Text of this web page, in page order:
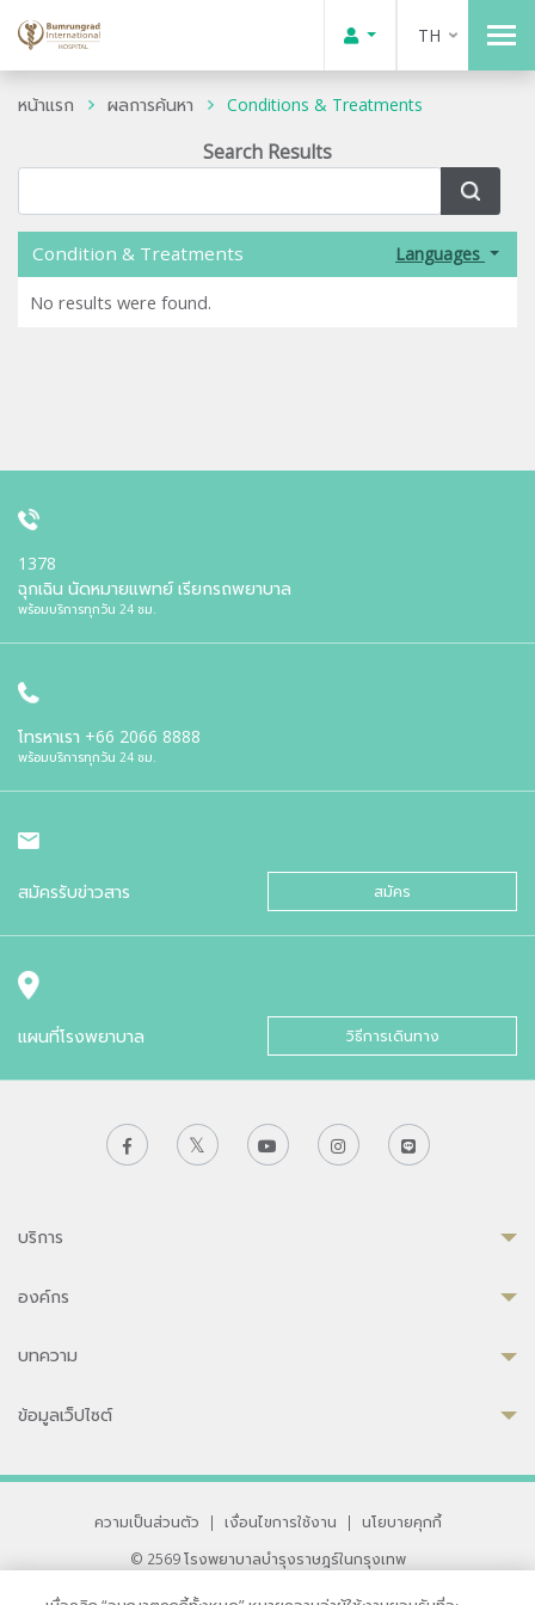
TH
หน้าแรก ผลการค้นหา Conditions & Treatments
Search Results
Condition & Treatments Languages
No results were found.
1378
ฉุกเฉิน นัดหมายแพทย์ เรียกรถพยาบาล
พร้อมบริการทุกวัน 24 ชม.
โทรหาเรา +66 2066 8888
พร้อมบริการทุกวัน 24 ชม.
สมัครรับข่าวสาร สมัคร
แผนที่โรงพยาบาล วิธีการเดินทาง
บริการ
องค์กร
บทความ
ข้อมูลเว็ปไซต์
ความเป็นส่วนตัว | เงื่อนไขการใช้งาน |
นโยบายคุกกี้
© 2569 โรงพยาบาลบำรุงราษฎร์ในกรุงเทพ